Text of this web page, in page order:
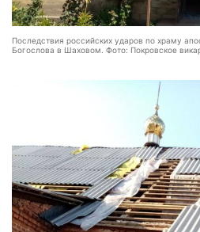
Последствия российских ударов по храму
Богослова в Шаховом. Фото: Покровское